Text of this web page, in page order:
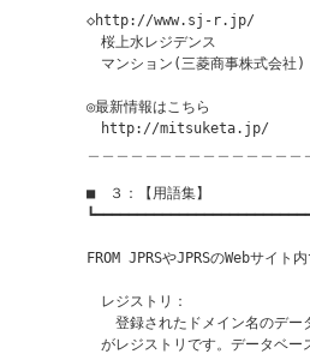
◇http://www.sj-r.jp/
桜上水レジデンス
マンション(三菱商事株式会社)
◎最新情報はこちら
http://mitsuketa.jp/
■　３：【用語集】
FROM JPRSやJPRSのWebサイ
レジストリ：
登録されたドメイン名のデー
がレジストリです。データベー